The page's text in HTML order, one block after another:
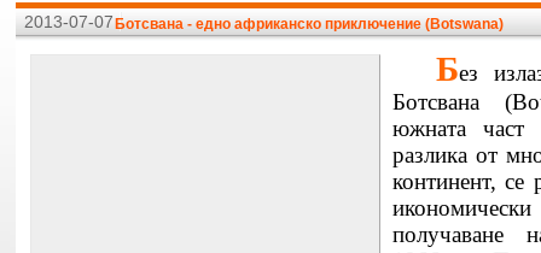
2013-07-07 Ботсвана - едно африканско приключение (Botswana)
Без
Ботсвана (
южната част
разлика от
континент, се
получаване